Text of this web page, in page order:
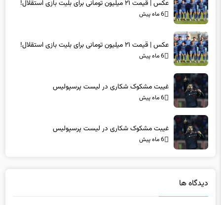
عکس | قیمت ۲۱ میلیون تومانی برای بلیت بازی استقلال!
6 ماه پیش
عکس | قیمت ۲۱ میلیون تومانی برای بلیت بازی استقلال!
6 ماه پیش
غیبت مشکوک شکاری در لیست پرسپولیس
6 ماه پیش
غیبت مشکوک شکاری در لیست پرسپولیس
6 ماه پیش
دیدگاه ها